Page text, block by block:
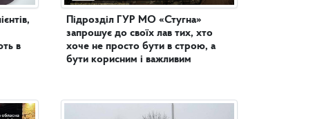
в
Підрозділ ГУР МО «Стугна»
запрошує до своїх лав тих, хто
хоче не просто бути в строю, а
бути корисним і важливим